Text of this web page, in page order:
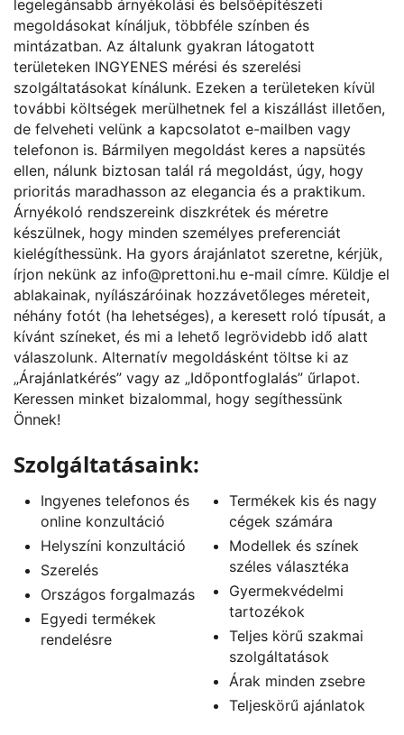
legelegánsabb árnyékolási és belsőépítészeti
megoldásokat kínáljuk, többféle színben és
mintázatban. Az általunk gyakran látogatott
területeken INGYENES mérési és szerelési
szolgáltatásokat kínálunk. Ezeken a területeken kívül
további költségek merülhetnek fel a kiszállást illetően,
de felveheti velünk a kapcsolatot e-mailben vagy
telefonon is. Bármilyen megoldást keres a napsütés
ellen, nálunk biztosan talál rá megoldást, úgy, hogy
prioritás maradhasson az elegancia és a praktikum.
Árnyékoló rendszereink diszkrétek és méretre
készülnek, hogy minden személyes preferenciát
kielégíthessünk. Ha gyors árajánlatot szeretne, kérjük,
írjon nekünk az info@prettoni.hu e-mail címre. Küldje el
ablakainak, nyílászáróinak hozzávetőleges méreteit,
néhány fotót (ha lehetséges), a keresett roló típusát, a
kívánt színeket, és mi a lehető legrövidebb idő alatt
válaszolunk. Alternatív megoldásként töltse ki az
„Árajánlatkérés” vagy az „Időpontfoglalás” űrlapot.
Keressen minket bizalommal, hogy segíthessünk
Önnek!
Szolgáltatásaink:
Ingyenes telefonos és
online konzultáció
Helyszíni konzultáció
Szerelés
Országos forgalmazás
Egyedi termékek
rendelésre
Termékek kis és nagy
cégek számára
Modellek és színek
széles választéka
Gyermekvédelmi
tartozékok
Teljes körű szakmai
szolgáltatások
Árak minden zsebre
Teljeskörű ajánlatok